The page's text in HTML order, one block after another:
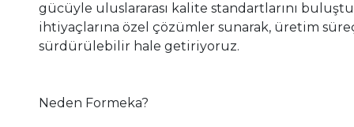
gücüyle uluslararası kalite standartlarını
ihtiyaçlarına özel çözümler sunarak, üretim
sürdürülebilir hale getiriyoruz.
Neden Formeka?